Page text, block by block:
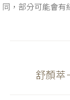
同，部分可能會有
舒顏萃